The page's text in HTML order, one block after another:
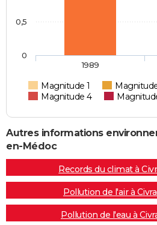
Magnitude 1
Magnitude 4
1989
0
0,5
Autres informations
en-Médoc
Records du climat à
Pollution de l'air à
Pollution de l'eau à